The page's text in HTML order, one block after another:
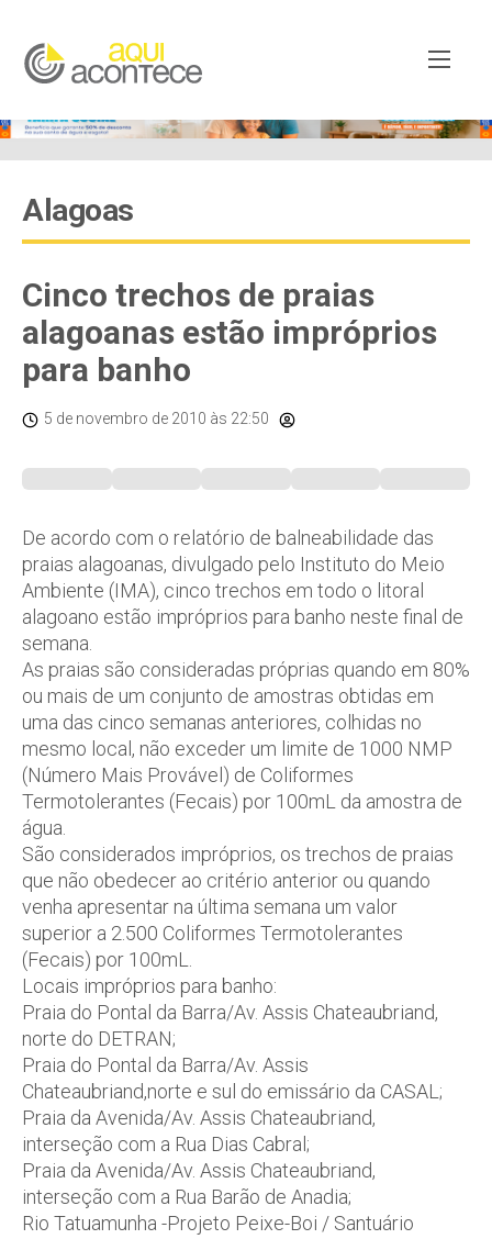
Alagoas
Cinco trechos de praias
alagoanas estão impróprios
para banho
5 de novembro de 2010 às 22:50
De acordo com o relatório de balneabilidade das
praias alagoanas, divulgado pelo Instituto do Meio
Ambiente (IMA), cinco trechos em todo o litoral
alagoano estão impróprios para banho neste final de
semana.
As praias são consideradas próprias quando em 80%
ou mais de um conjunto de amostras obtidas em
uma das cinco semanas anteriores, colhidas no
mesmo local, não exceder um limite de 1000 NMP
(Número Mais Provável) de Coliformes
Termotolerantes (Fecais) por 100mL da amostra de
água.
São considerados impróprios, os trechos de praias
que não obedecer ao critério anterior ou quando
venha apresentar na última semana um valor
superior a 2.500 Coliformes Termotolerantes
(Fecais) por 100mL.
Locais impróprios para banho:
Praia do Pontal da Barra/Av. Assis Chateaubriand,
norte do DETRAN;
Praia do Pontal da Barra/Av. Assis
Chateaubriand,norte e sul do emissário da CASAL;
Praia da Avenida/Av. Assis Chateaubriand,
interseção com a Rua Dias Cabral;
Praia da Avenida/Av. Assis Chateaubriand,
interseção com a Rua Barão de Anadia;
Rio Tatuamunha -Projeto Peixe-Boi / Santuário